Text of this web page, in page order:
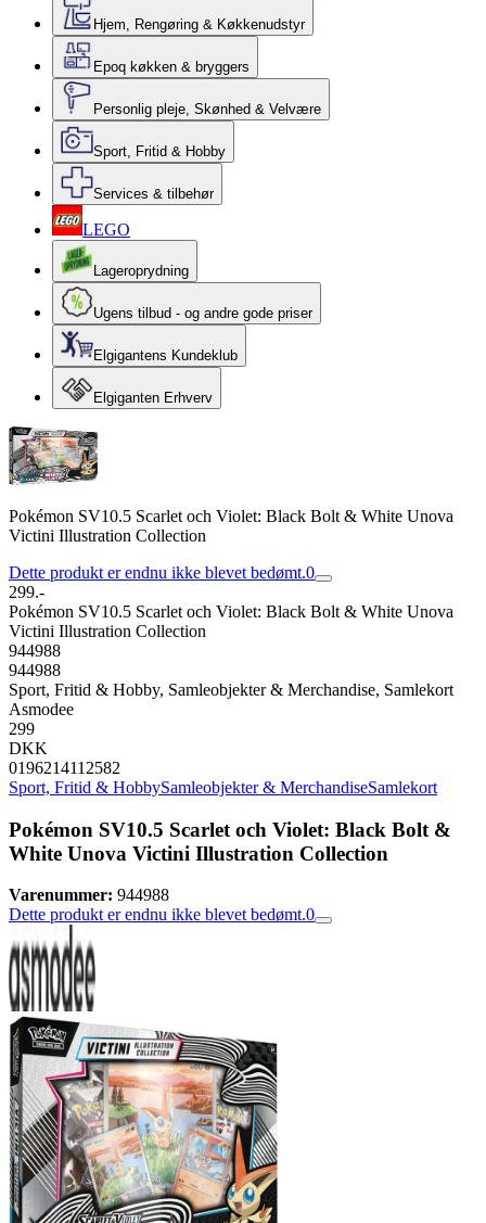
Hjem, Rengøring & Køkkenudstyr
Epoq køkken & bryggers
Personlig pleje, Skønhed & Velvære
Sport, Fritid & Hobby
Services & tilbehør
LEGO
Lageroprydning
Ugens tilbud - og andre gode priser
Elgigantens Kundeklub
Elgiganten Erhverv
Pokémon SV10.5 Scarlet och Violet: Black Bolt & White Unova
Victini Illustration Collection
Dette produkt er endnu ikke blevet bedømt.0
299.-
Pokémon SV10.5 Scarlet och Violet: Black Bolt & White Unova
Victini Illustration Collection
944988
944988
Sport, Fritid & Hobby, Samleobjekter & Merchandise, Samlekort
Asmodee
299
DKK
0196214112582
Sport, Fritid & HobbySamleobjekter & MerchandiseSamlekort
Pokémon SV10.5 Scarlet och Violet: Black Bolt &
White Unova Victini Illustration Collection
Varenummer: 944988
Dette produkt er endnu ikke blevet bedømt.0